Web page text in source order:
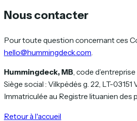
Nous contacter
Pour toute question concernant ces
hello@hummingdeck.com
Hummingdeck, MB, code d’entreprise
Siège social : Vilkpėdės g. 22, LT-03151
Immatriculée au Registre lituanien des
Retour à l'accueil